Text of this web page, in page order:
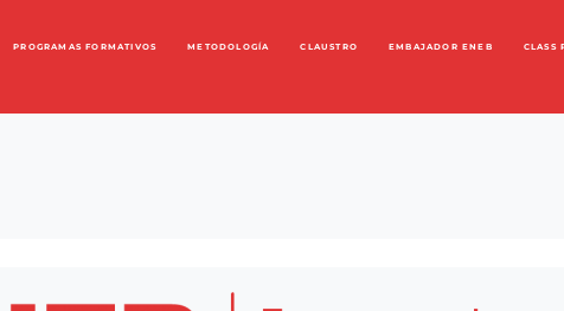
PROGRAMAS FORMATIVOS METODOLOGÍA CLAUSTRO EMBAJADOR ENEB CLASS